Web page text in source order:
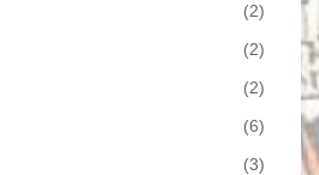
(2)
(2)
(2)
(6)
(3)